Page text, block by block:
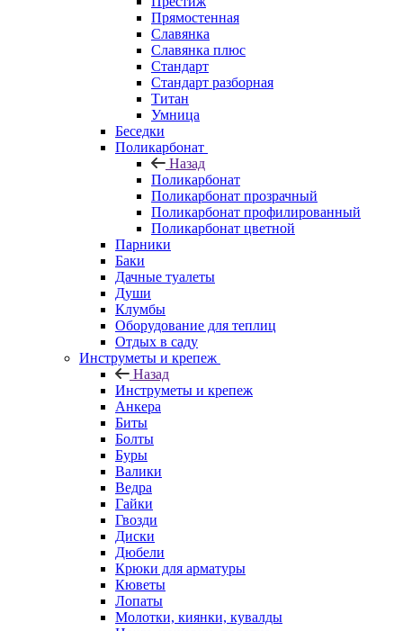
Прямостенная
Славянка
Славянка плюс
Стандарт
Стандарт разборная
Титан
Умница
Беседки
Поликарбонат
Назад
Поликарбонат
Поликарбонат прозрачный
Поликарбонат профилированный
Поликарбонат цветной
Парники
Баки
Дачные туалеты
Души
Клумбы
Оборудование для теплиц
Отдых в саду
Инструметы и крепеж
Назад
Инструметы и крепеж
Анкера
Биты
Болты
Буры
Валики
Ведра
Гайки
Гвозди
Диски
Дюбели
Крюки для арматуры
Кюветы
Лопаты
Молотки, киянки, кувалды